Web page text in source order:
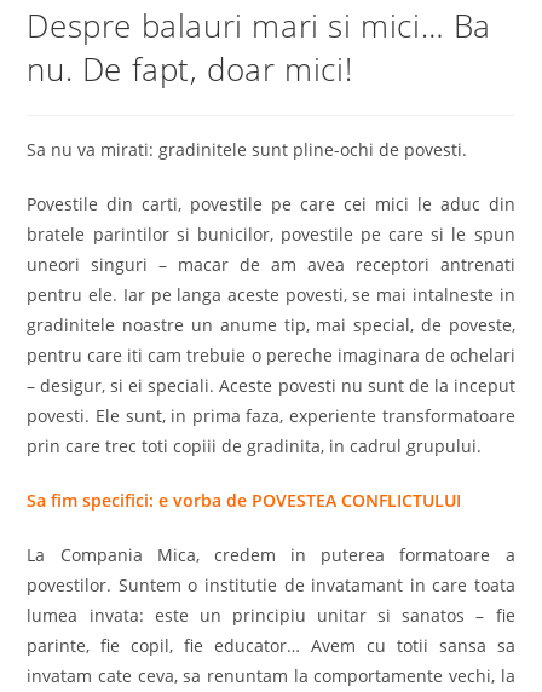
Despre balauri mari si mici… Ba
nu. De fapt, doar mici!
Sa nu va mirati: gradinitele sunt pline-ochi de povesti.
Povestile din carti, povestile pe care cei mici le aduc din
bratele parintilor si bunicilor, povestile pe care si le spun
uneori singuri – macar de am avea receptori antrenati
pentru ele. Iar pe langa aceste povesti, se mai intalneste in
gradinitele noastre un anume tip, mai special, de poveste,
pentru care iti cam trebuie o pereche imaginara de ochelari
– desigur, si ei speciali. Aceste povesti nu sunt de la inceput
povesti. Ele sunt, in prima faza, experiente transformatoare
prin care trec toti copiii de gradinita, in cadrul grupului.
Sa fim specifici: e vorba de POVESTEA CONFLICTULUI
La Compania Mica, credem in puterea formatoare a
povestilor. Suntem o institutie de invatamant in care toata
lumea invata: este un principiu unitar si sanatos – fie
parinte, fie copil, fie educator… Avem cu totii sansa sa
invatam cate ceva, sa renuntam la comportamente vechi, la